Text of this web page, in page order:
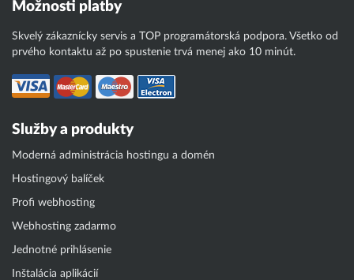
Možnosti platby
Skvelý zákaznícky servis a TOP programátorská podpora. Všetko od
prvého kontaktu až po spustenie trvá menej ako 10 minút.
Služby a produkty
Moderná administrácia hostingu a domén
Hostingový balíček
Profi webhosting
Webhosting zadarmo
Jednotné prihlásenie
Inštalácia aplikácií